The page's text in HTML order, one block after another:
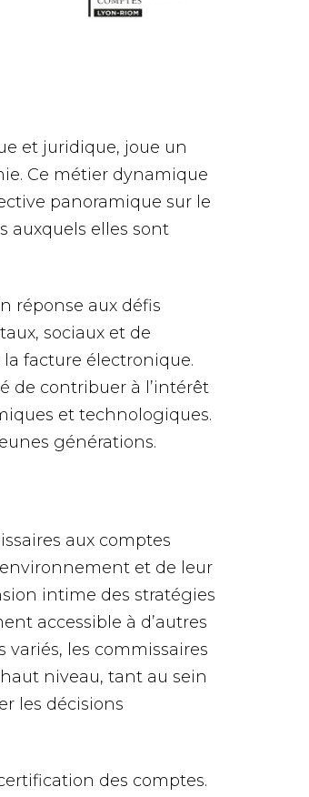
et juridique, joue un
Ce métier dynamique
panoramique sur le
auxquels elles sont
réponse aux défis
sociaux et de
facture électronique.
de contribuer à l’intérêt
et technologiques.
générations.
aux comptes
et de leur
intime des stratégies
accessible à d’autres
les commissaires
niveau, tant au sein
les décisions
des comptes.